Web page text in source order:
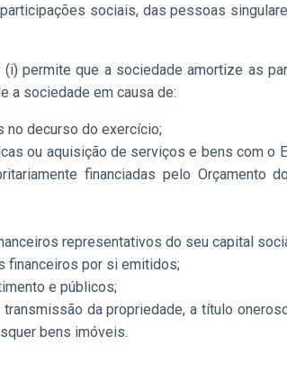
sociais, das pessoas
permite que a sociedade amortize as
a sociedade em causa de:
no decurso do exercício;
ou aquisição de serviços e bens com o
financiadas pelo Orçamento
representativos do seu capital
financeiros por si emitidos;
e públicos;
da propriedade, a título
bens imóveis.